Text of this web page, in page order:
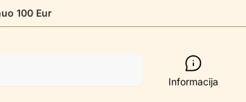
100 Eur
Informacija